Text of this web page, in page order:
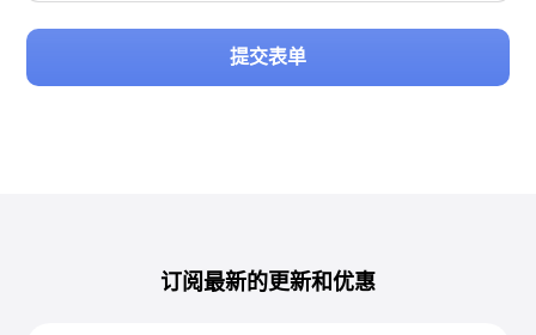
提交表单
订阅最新的更新和优惠